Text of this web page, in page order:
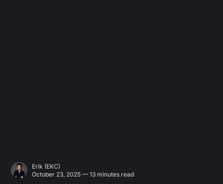
Erik (EKC)
October 23, 2025 — 13 minutes read